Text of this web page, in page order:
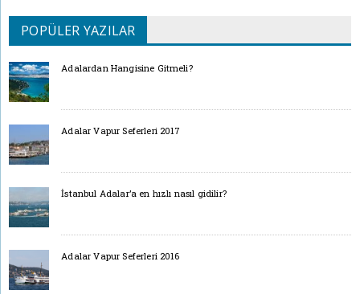
POPÜLER YAZILAR
Adalardan Hangisine Gitmeli?
Adalar Vapur Seferleri 2017
İstanbul Adalar’a en hızlı nasıl gidilir?
Adalar Vapur Seferleri 2016